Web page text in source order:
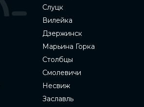
Слуцк
Вилейка
Дзержинск
Марьина Горка
Столбцы
Смолевичи
Несвиж
Заславль